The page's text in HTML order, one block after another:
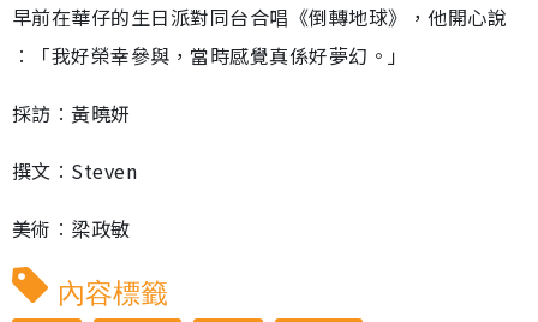
早前在華仔的生日派對同台合唱《倒轉地球》，他開心說
︰「我好榮幸參與，當時感覺真係好夢幻。」
採訪︰黃曉妍
撰文︰Steven
美術︰梁政敏
內容標籤